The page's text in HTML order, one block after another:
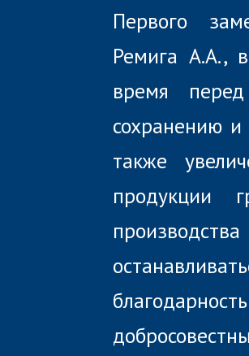
Первого
Ремига А.А.,
время
сохранению
также
продукции